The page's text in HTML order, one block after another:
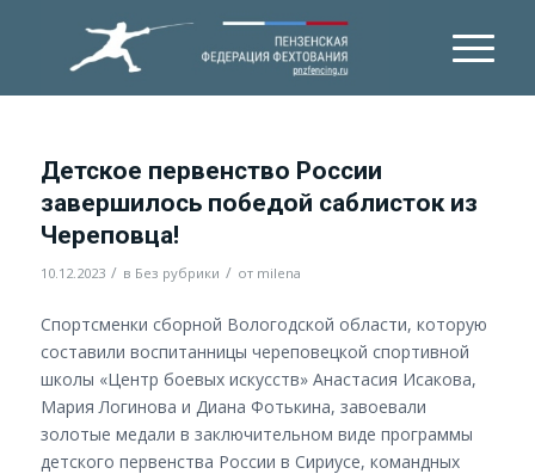
Детское первенство России
завершилось победой саблисток из
Череповца!
10.12.2023 / в Без рубрики / от milena
Спортсменки сборной Вологодской области, которую
составили воспитанницы череповецкой спортивной
школы «Центр боевых искусств» Анастасия Исакова,
Мария Логинова и Диана Фотькина, завоевали
золотые медали в заключительном виде программы
детского первенства России в Сириусе, командных